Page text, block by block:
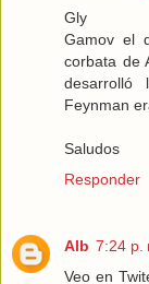
Gly
Gamov el
corbata de
Feynman
Saludos
Responder
Alb 7:24 p.
Veo en